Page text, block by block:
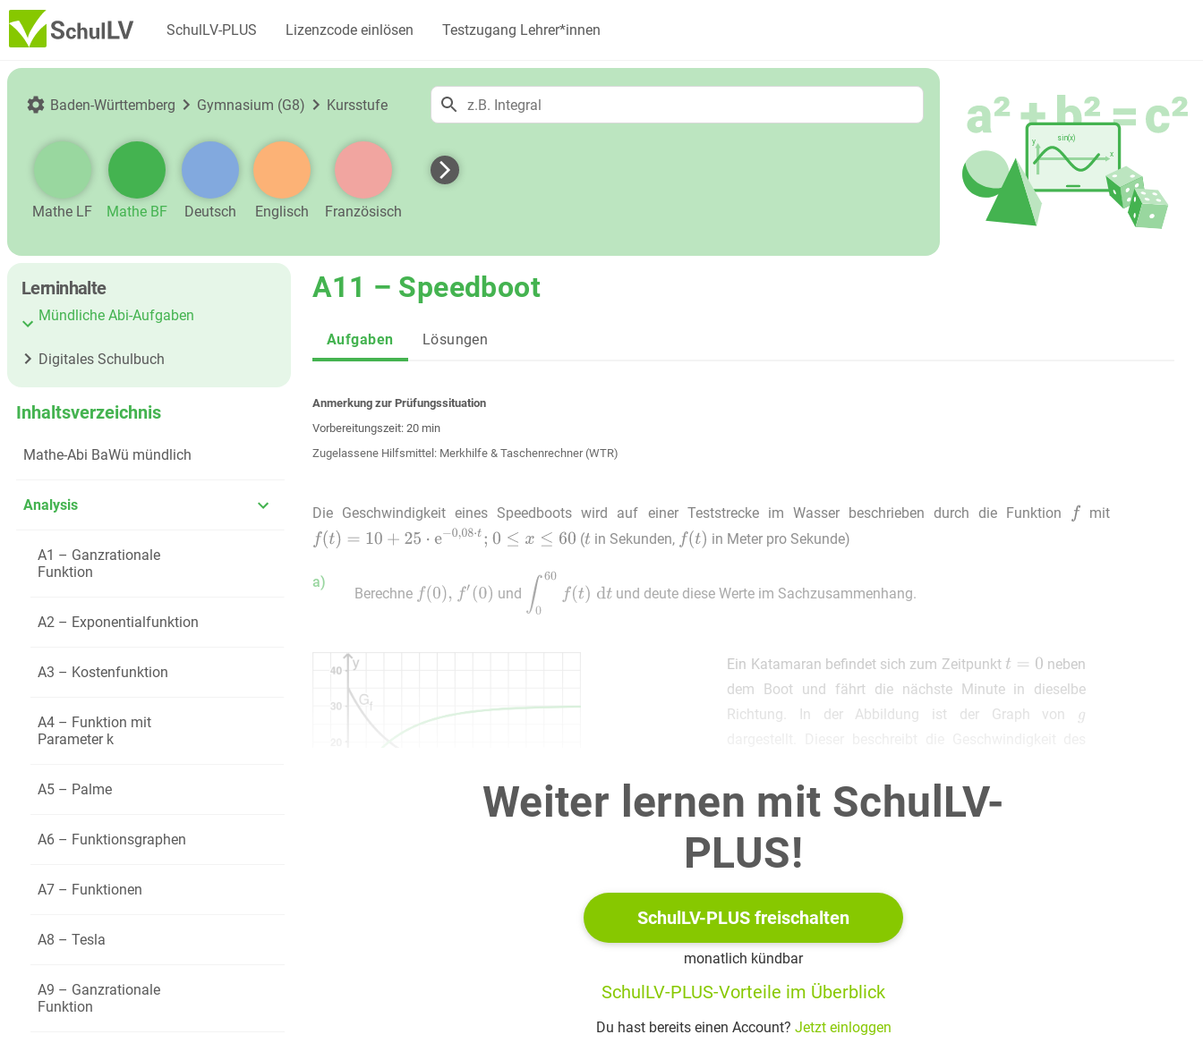
SchulLV-PLUS Lizenzcode einlösen Testzugang Lehrer*innen
Baden-Württemberg Gymnasium (G8) Kursstufe
Mathe LF Mathe BF Deutsch Englisch Französisch
Lerninhalte
Mündliche Abi-Aufgaben
Digitales Schulbuch
Inhaltsverzeichnis
Mathe-Abi BaWü mündlich
Analysis
A1 – Ganzrationale
Funktion
A2 – Exponentialfunktion
A3 – Kostenfunktion
A4 – Funktion mit
Parameter k
A5 – Palme
A6 – Funktionsgraphen
A7 – Funktionen
A8 – Tesla
A9 – Ganzrationale
Funktion
A11 – Speedboot
Aufgaben Lösungen
Anmerkung zur Prüfungssituation
Vorbereitungszeit: 20 min
Zugelassene Hilfsmittel: Merkhilfe & Taschenrechner (WTR)
Die Geschwindigkeit eines Speedboots wird auf einer Teststrecke im Wasser beschrieben durch die Funktion
mit
(
in Sekunden, in Meter pro Sekunde)
a)
Berechne und und deute diese Werte im Sachzusammenhang.
Ein Katamaran befindet sich zum Zeitpunkt
neben
dem Boot und fährt die nächste Minute in dieselbe
Richtung. In der Abbildung ist der Graph von
Beschreibe die Bewegungen des Speedboots und des Katamarans.
Ermittle mithilfe der Abbildung, wie viele Meter der Katamaran nach 30 Sekunden zurückgelegt hat.
Weiter lernen mit SchulLV-
PLUS!
SchulLV-PLUS freischalten
monatlich kündbar
SchulLV-PLUS-Vorteile im Überblick
Du hast bereits einen Account? Jetzt einloggen